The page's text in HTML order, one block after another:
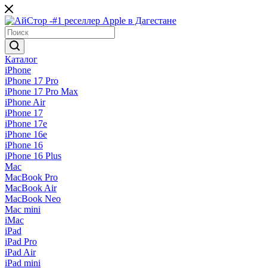
Каталог
iPhone
iPhone 17 Pro
iPhone 17 Pro Max
iPhone Air
iPhone 17
iPhone 17e
iPhone 16e
iPhone 16
iPhone 16 Plus
Mac
MacBook Pro
MacBook Air
MacBook Neo
Mac mini
iMac
iPad
iPad Pro
iPad Air
iPad mini